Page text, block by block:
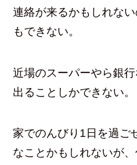
連絡が来るかもしれな
もできない。
近場のスーパーやら銀
出ることしかできない。
家でのんびり1日を過ご
なことかもしれないが